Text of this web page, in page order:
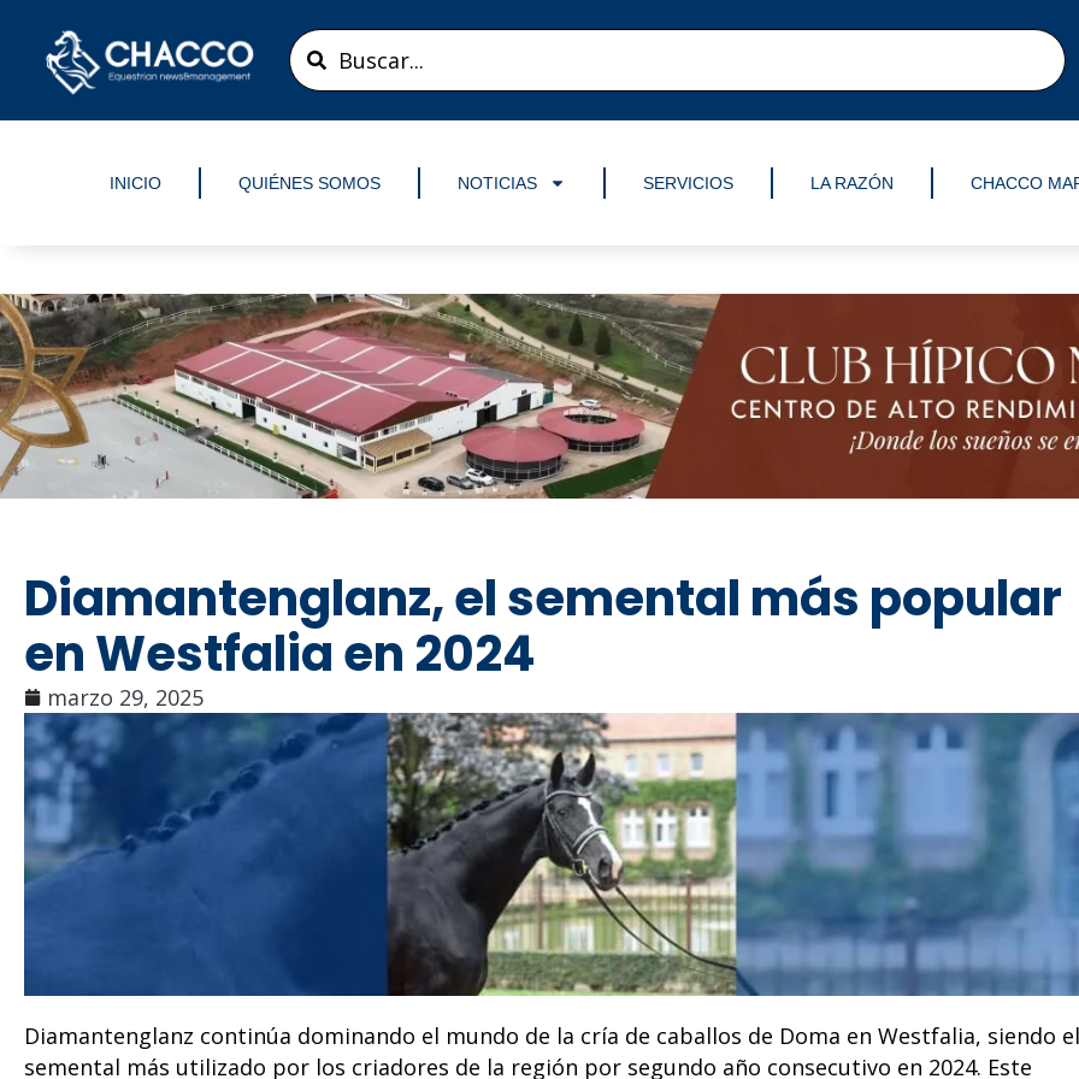
contenido
Search
...
INICIO QUIÉNES SOMOS NOTICIAS SERVICIOS LA RAZÓN CHACCO
Diamantenglanz, el semental más popular
en Westfalia en 2024
marzo 29, 2025
Diamantenglanz continúa dominando el mundo de la cría de caballos de Doma en Westfalia, siendo el
semental más utilizado por los criadores de la región por segundo año consecutivo en 2024. Este